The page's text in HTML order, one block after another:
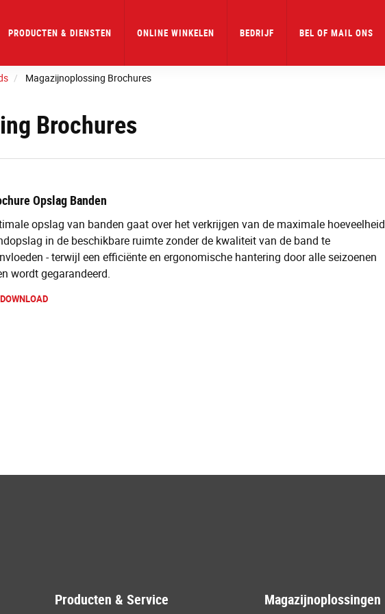
PRODUCTEN & DIENSTEN ONLINE WINKELEN BEDRIJF BEL OF MAIL ONS
Magazijnoplossing Brochures
Brochures
Opslag Banden
opslag van banden gaat over het verkrijgen van de maximale hoeveelheid
in de beschikbare ruimte zonder de kwaliteit van de band te
- terwijl een efficiënte en ergonomische hantering door alle seizoenen
wordt gegarandeerd.
DOWNLOAD
Producten & Service Magazijnoplossingen